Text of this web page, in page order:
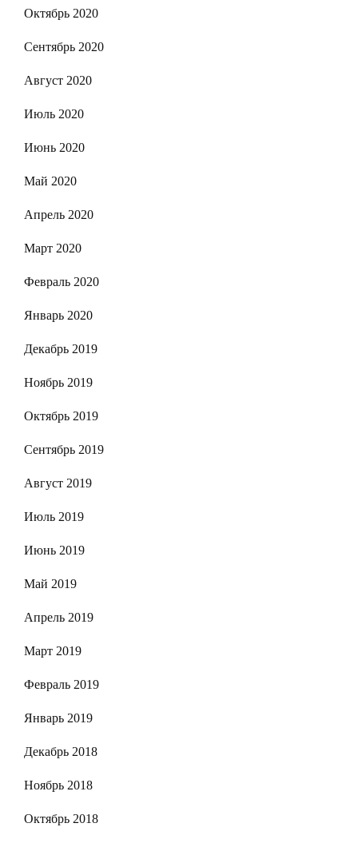
Октябрь 2020
Сентябрь 2020
Август 2020
Июль 2020
Июнь 2020
Май 2020
Апрель 2020
Март 2020
Февраль 2020
Январь 2020
Декабрь 2019
Ноябрь 2019
Октябрь 2019
Сентябрь 2019
Август 2019
Июль 2019
Июнь 2019
Май 2019
Апрель 2019
Март 2019
Февраль 2019
Январь 2019
Декабрь 2018
Ноябрь 2018
Октябрь 2018